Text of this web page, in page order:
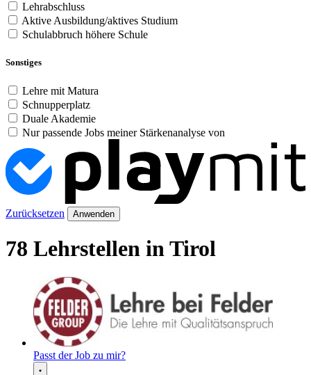
Lehrabschluss
Aktive Ausbildung/aktives Studium
Schulabbruch höhere Schule
Sonstiges
Lehre mit Matura
Schnupperplatz
Duale Akademie
Nur passende Jobs meiner Stärkenanalyse von
Zurücksetzen Anwenden
78 Lehrstellen in Tirol
Passt der Job zu mir?